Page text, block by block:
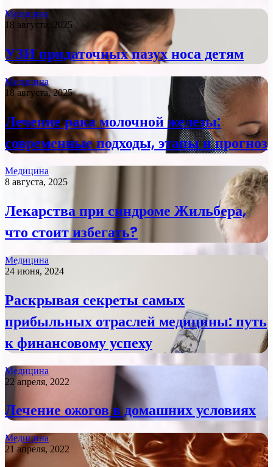
Медицина
18 августа, 2025
УЗИ придаточных пазух носа детям
Медицина
18 августа, 2025
Лечение рака молочной железы:
современные подходы, этапы и прогноз
Медицина
8 августа, 2025
Лекарства при синдроме Жильбера,
что стоит избегать?
Медицина
24 июня, 2024
Раскрывая секреты самых
прибыльных отраслей медицины: путь
к финансовому успеху
Медицина
22 апреля, 2022
Лечение ожогов в домашних условиях
Медицина
21 апреля, 2022